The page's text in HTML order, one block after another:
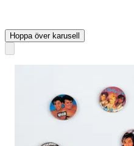
Hoppa över karusell